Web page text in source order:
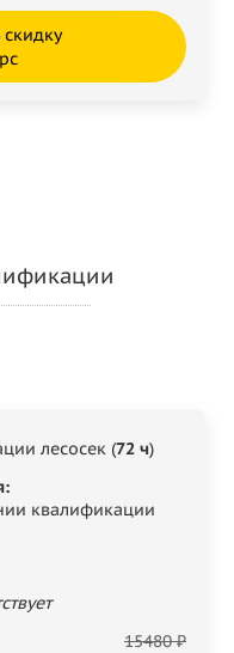
лесосек (72 ч)
квалификации
15480 ₽